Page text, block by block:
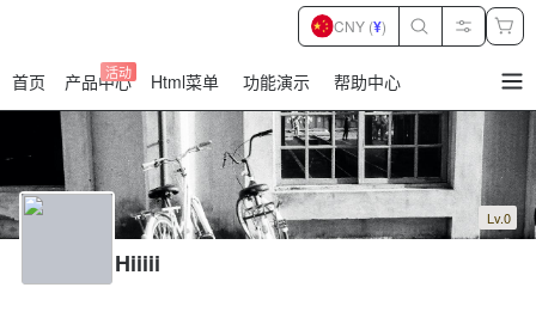
首页 产品中心
活动 Html菜单 功能演示 帮助中心
CNY (¥)
Lv.0
Hiiiii